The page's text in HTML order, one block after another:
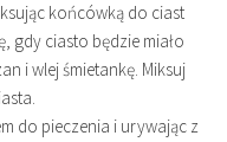
końcówką do ciast
gdy ciasto będzie miało
i wlej śmietankę. Miksuj
do pieczenia i urywając z